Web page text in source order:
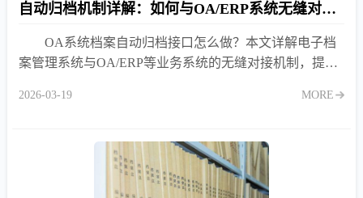
自动归档机制详解：如何与OA/ERP系统无缝对接？
OA系统档案自动归档接口怎么做？本文详解电子档
案管理系统与OA/ERP等业务系统的无缝对接机制，提供
案，实现业务文件自动归档。
2026-03-19 MORE